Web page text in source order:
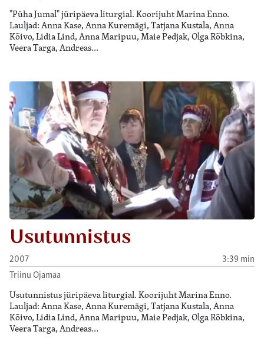
"Püha Jumal" jüripäeva liturgial. Koorijuht Marina Enno.
Lauljad: Anna Kase, Anna Kuremägi, Tatjana Kustala, Anna
Kõivo, Lidia Lind, Anna Maripuu, Maie Pedjak, Olga Rõbkina,
Veera Targa, Andreas…
Usutunnistus
2007
3:39 min
Triinu Ojamaa
Usutunnistus jüripäeva liturgial. Koorijuht Marina Enno.
Lauljad: Anna Kase, Anna Kuremägi, Tatjana Kustala, Anna
Kõivo, Lidia Lind, Anna Maripuu, Maie Pedjak, Olga Rõbkina,
Veera Targa, Andreas…